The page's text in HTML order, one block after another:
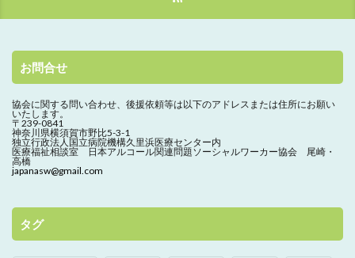
お問合せ
協会に関する問い合わせ、 後援依頼等は以下のアドレスまたは住所にお願い
いたします。
〒239-0841
神奈川県横須賀市野比5-3-1
独立行政法人国立病院機構久里浜医療センター内
医療福祉相談室 日本アルコール関連問題ソーシャルワーカー協会 尾崎・
高橋
japanasw@gmail.com
タグ